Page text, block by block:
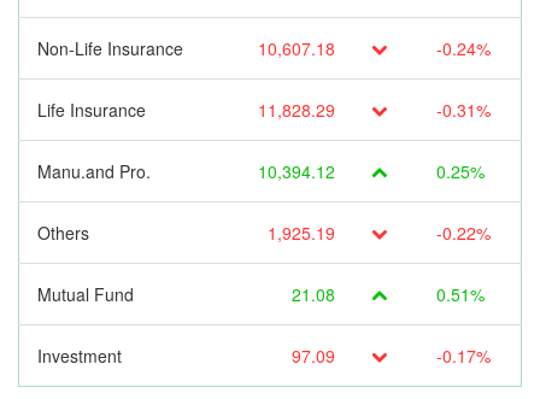
Non-Life Insurance 10,607.18 -0.24%
Life Insurance 11,828.29 -0.31%
Manu.and Pro. 10,394.12 0.25%
Others 1,925.19 -0.22%
Mutual Fund 21.08 0.51%
Investment 97.09 -0.17%